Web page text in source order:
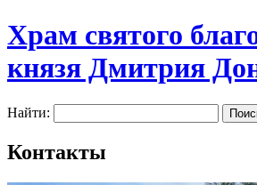
Храм святого
князя Дмитрия
Найти:
Контакты